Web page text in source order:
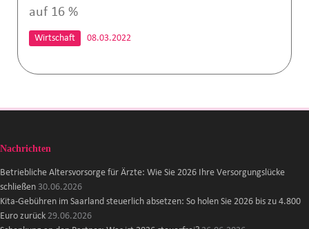
auf 16 %
Wirtschaft 08.03.2022
Nachrichten
Betriebliche Altersvorsorge für Ärzte: Wie Sie 2026 Ihre Versorgungslücke
schließen 30.06.2026
Kita-Gebühren im Saarland steuerlich absetzen: So holen Sie 2026 bis zu 4.800
Euro zurück 29.06.2026